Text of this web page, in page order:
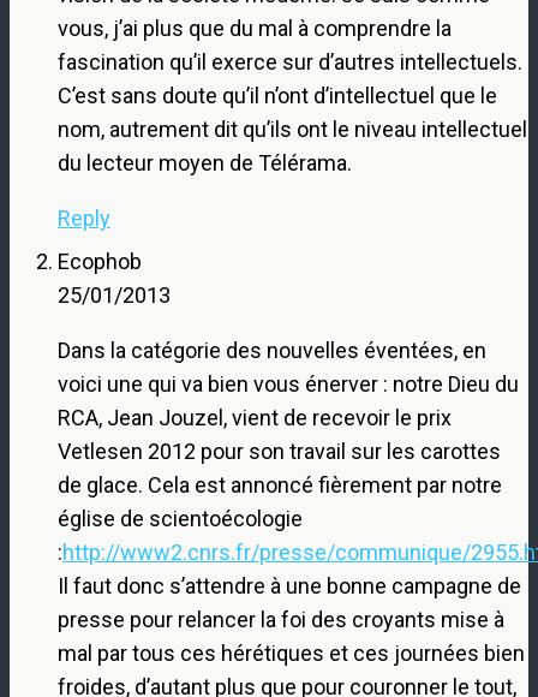
vous, j’ai plus que du mal à comprendre la
fascination qu’il exerce sur d’autres intellectuels.
C’est sans doute qu’il n’ont d’intellectuel que le
nom, autrement dit qu’ils ont le niveau intellectuel
du lecteur moyen de Télérama.
Reply
Ecophob
25/01/2013
Dans la catégorie des nouvelles éventées, en
voici une qui va bien vous énerver : notre Dieu du
RCA, Jean Jouzel, vient de recevoir le prix
Vetlesen 2012 pour son travail sur les carottes
de glace. Cela est annoncé fièrement par notre
église de scientoécologie
:http://www2.cnrs.fr/presse/communique/
Il faut donc s’attendre à une bonne campagne de
presse pour relancer la foi des croyants mise à
mal par tous ces hérétiques et ces journées bien
froides, d’autant plus que pour couronner le tout,